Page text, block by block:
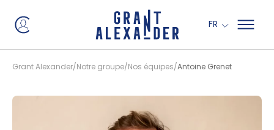
FR
Grant Alexander Notre groupe Nos équipes Antoine Grenet